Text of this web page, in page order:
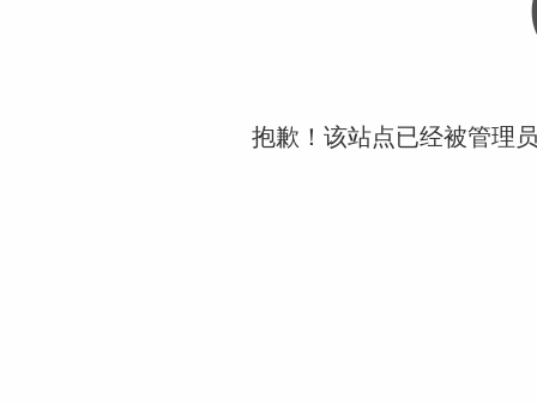
抱歉！该站点已经被管理